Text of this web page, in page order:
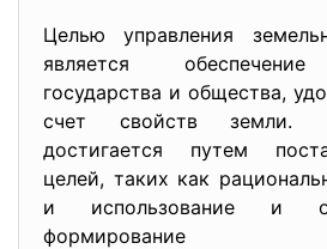
Целью управления
является обеспечение
государства и общества,
счет свойств земли.
достигается путем
целей, таких как
и использование и
формирование